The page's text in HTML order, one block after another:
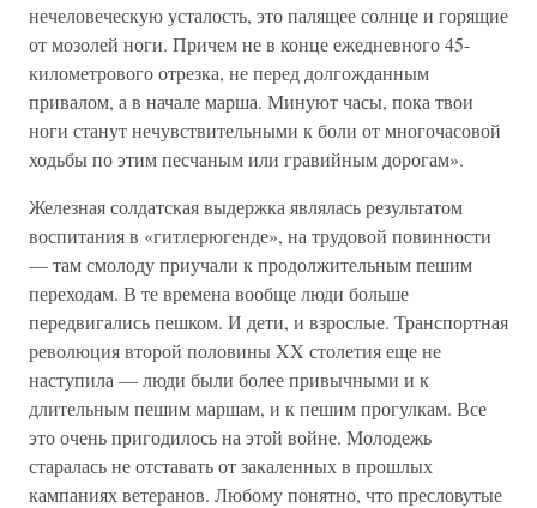
нечеловеческую усталость, это палящее солнце и горящие
от мозолей ноги. Причем не в конце ежедневного 45-
километрового отрезка, не перед долгожданным
привалом, а в начале марша. Минуют часы, пока твои
ноги станут нечувствительными к боли от многочасовой
ходьбы по этим песчаным или гравийным дорогам».
Железная солдатская выдержка являлась результатом
воспитания в «гитлерюгенде», на трудовой повинности
— там смолоду приучали к продолжительным пешим
переходам. В те времена вообще люди больше
передвигались пешком. И дети, и взрослые. Транспортная
революция второй половины XX столетия еще не
наступила — люди были более привычными и к
длительным пешим маршам, и к пешим прогулкам. Все
это очень пригодилось на этой войне. Молодежь
старалась не отставать от закаленных в прошлых
кампаниях ветеранов. Любому понятно, что пресловутые